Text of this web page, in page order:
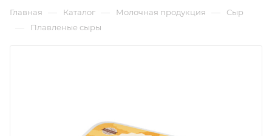
Главная — Каталог — Молочная продукция — Сыр
— Плавленые сыры